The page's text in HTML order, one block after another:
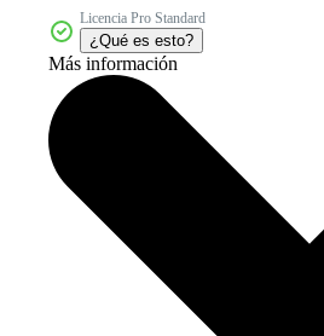
Licencia Pro Standard
¿Qué es esto?
Más información